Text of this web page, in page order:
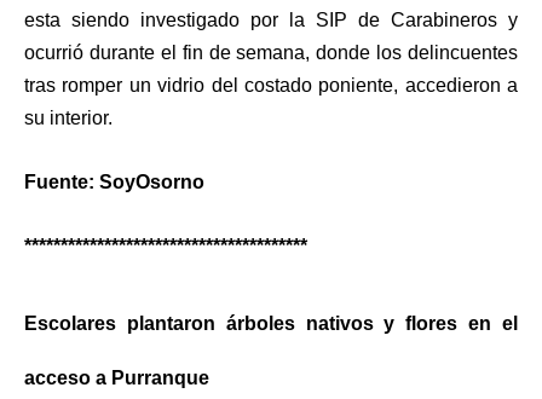
esta siendo investigado por la SIP de Carabineros y
ocurrió durante el fin de semana, donde los delincuentes
tras romper un vidrio del costado poniente, accedieron a
su interior.
Fuente: SoyOsorno
***************************************
Escolares plantaron árboles nativos y flores en el
acceso a Purranque